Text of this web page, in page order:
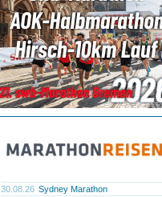
30.08.26 Sydney Marathon